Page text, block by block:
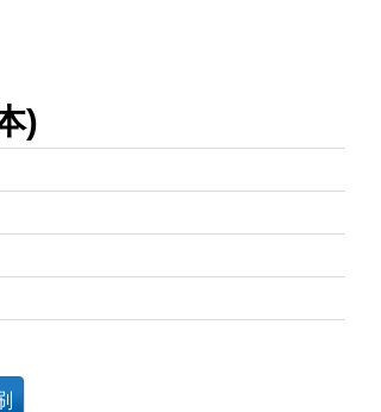
)